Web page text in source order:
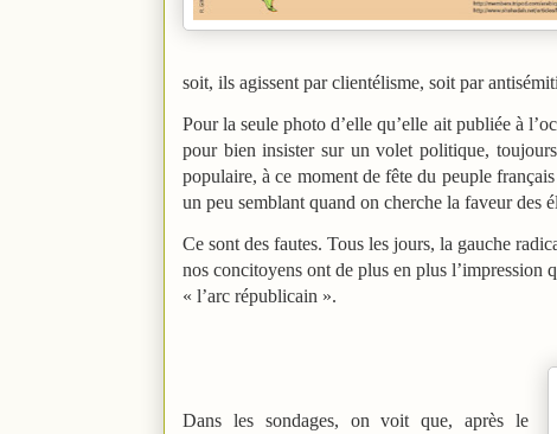
soit, ils agissent par clientélisme, soit par
Pour la seule photo d’elle qu’elle ait publiée à
pour bien insister sur un volet politique,
populaire, à ce moment de fête du peuple
un peu semblant quand on cherche la faveur des
Ce sont des fautes. Tous les jours, la gauche
nos concitoyens ont de plus en plus l’impression
« l’arc républicain ».
Dans les sondages, on voit que, après le